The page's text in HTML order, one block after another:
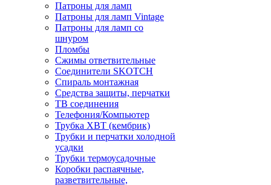
Патроны для ламп
Патроны для ламп Vintage
Патроны для ламп со
шнуром
Пломбы
Сжимы ответвительные
Соединители SKOTCH
Спираль монтажная
Средства защиты, перчатки
ТВ соединения
Телефония/Компьютер
Трубка ХВТ (кембрик)
Трубки и перчатки холодной
усадки
Трубки термоусадочные
Коробки распаячные,
разветвительные,